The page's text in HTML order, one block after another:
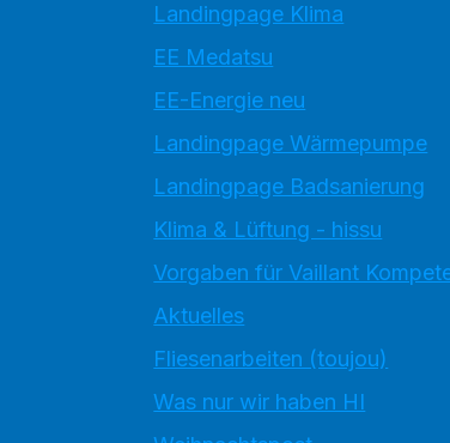
Landingpage Klima
EE Medatsu
EE-Energie neu
Landingpage Wärmepumpe
Landingpage Badsanierung
Klima & Lüftung - hissu
Vorgaben für Vaillant
Aktuelles
Fliesenarbeiten (toujou)
Was nur wir haben HI